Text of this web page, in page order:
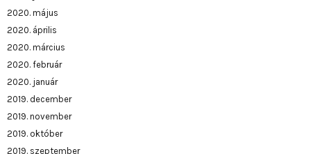
2020. május
2020. április
2020. március
2020. február
2020. január
2019. december
2019. november
2019. október
2019. szeptember